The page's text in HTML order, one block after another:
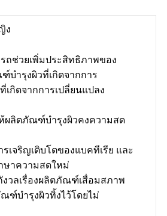
ง
ถช่วยเพิ่มประสิทธิภาพของ
บำรุงผิวที่เกิดจากการ
กิดจากการเปลี่ยนแปลง
ผลิตภัณฑ์บำรุงผิวคงความสด
เจริญเติบโตของแบคทีเรีย และ
ษาความสดใหม่
วลเรื่องผลิตภัณฑ์เสื่อมสภาพ
ฑ์บำรุงผิวทิ้งไว้โดยไม่